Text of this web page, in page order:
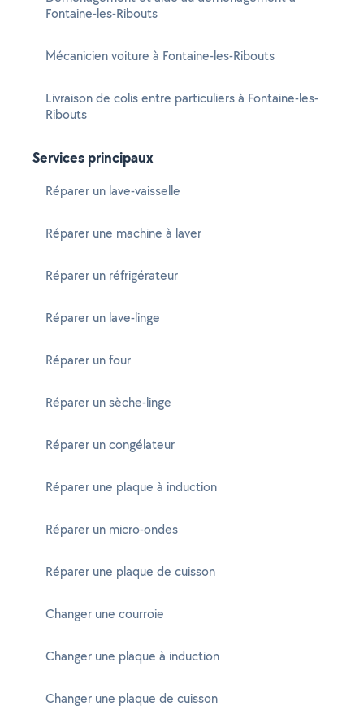
Fontaine-les-Ribouts
Mécanicien voiture à Fontaine-les-Ribouts
Livraison de colis entre particuliers à Fontaine-les-
Ribouts
Services principaux
Réparer un lave-vaisselle
Réparer une machine à laver
Réparer un réfrigérateur
Réparer un lave-linge
Réparer un four
Réparer un sèche-linge
Réparer un congélateur
Réparer une plaque à induction
Réparer un micro-ondes
Réparer une plaque de cuisson
Changer une courroie
Changer une plaque à induction
Changer une plaque de cuisson